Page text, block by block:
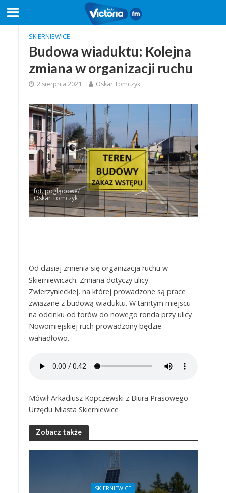
SKIERNIEWICE
Budowa wiaduktu: Kolejna
zmiana w organizacji ruchu
2 sierpnia 2021 Oskar Tomczyk
fot. poglądowe/
Oskar Tomczyk
Od dzisiaj zmienia się organizacja ruchu w
Skierniewicach. Zmiana dotyczy ulicy
Zwierzynieckiej, na której prowadzone są prace
związane z budową wiaduktu. W tamtym miejscu
na odcinku od torów do nowego ronda przy ulicy
Nowomiejskiej ruch prowadzony będzie
wahadłowo.
Mówił Arkadiusz Kopczewski z Biura Prasowego
Urzędu Miasta Skierniewice
Zobacz także
SKIERNIEWICE